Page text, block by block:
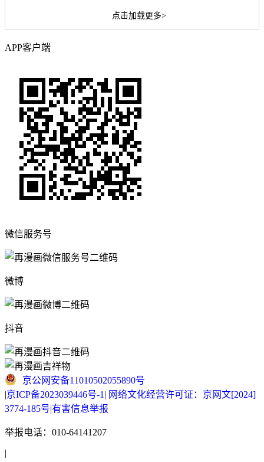
点击加载更多>
APP客户端
微信服务号
微博
抖音
京公网安备11010502055890号
|京ICP备2023039446号-1 | 网络文化经营许可证：京网文[2024]
3774-185号|有害信息举报
举报电话：010-64141207
|